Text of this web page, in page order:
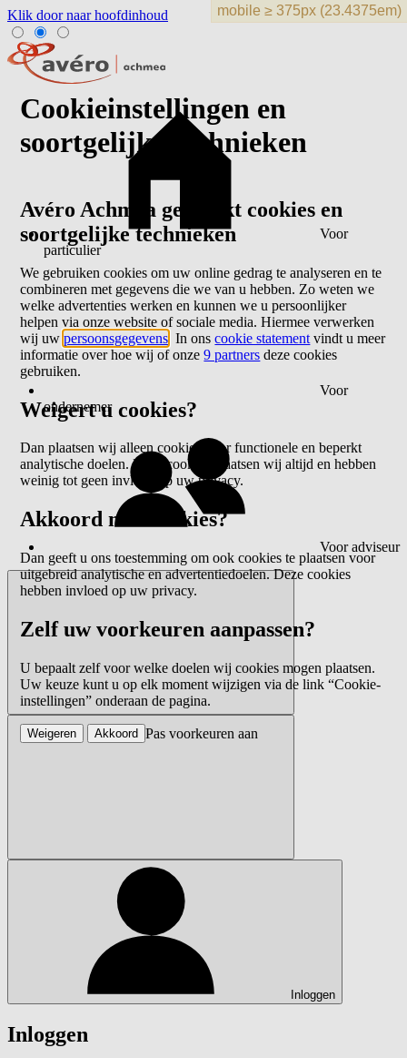
Klik door naar hoofdinhoud
Voor
particulier
Voor
ondernemer
Voor adviseur
Inloggen
Inloggen
Cookieinstellingen en
soortgelijke technieken
Avéro Achmea gebruikt cookies en
soortgelijke technieken
We gebruiken cookies om uw online gedrag te analyseren en te
combineren met gegevens die we van u hebben. Zo weten we
welke advertenties werken en kunnen we u persoonlijker
helpen via onze website of sociale media. Hiermee verwerken
wij uwpersoonsgegevens . In onscookie statement vindt u meer
informatie over hoe wij of onze9 partners deze cookies
gebruiken.
Weigert u cookies?
Dan plaatsen wij alleen cookies voor functionele en beperkt
analytische doelen. Deze cookies plaatsen wij altijd en hebben
weinig tot geen invloed op uw privacy.
Akkoord met cookies?
Dan geeft u ons toestemming om ook cookies te plaatsen voor
uitgebreid analytische en advertentiedoelen. Deze cookies
hebben invloed op uw privacy.
Zelf uw voorkeuren aanpassen?
U bepaalt zelf voor welke doelen wij cookies mogen plaatsen.
Uw keuze kunt u op elk moment wijzigen via de link “Cookie-
instellingen” onderaan de pagina.
Pas voorkeuren aan
Weigeren Akkoord